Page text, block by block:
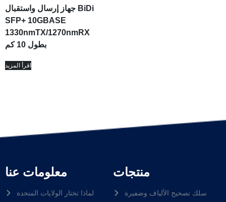
جهاز إرسال واستقبال BiDi
SFP+ 10GBASE
1330nmTX/1270nmRX
اقرأ المزيد
معلومات عنا
لماذا تختار الولايات المتحدة
منتجات
سلك تصحيح الألياف وضفيرة